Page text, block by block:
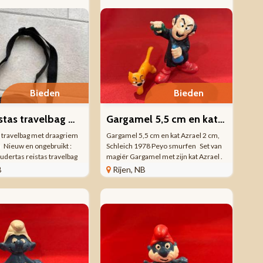
Bieden
MSC reistas travelbag met draagriem 18x24x5cm
travelbag met draagriem
en ongebruikt :
reistas travelbag
Afmetingen: 18 x 24
een maximale dikte
ritsvak aan de voorkant
Bieden
Gargamel 5,5 cm en kat Azrael 2 cm, Schleich 1978 Peyo smurfen
Gargamel 5,5 cm en kat Azrael 2 cm,
Schleich 1978 Peyo smurfen Set van
magiër Gargamel met zijn kat Azrael .
Smurfen . Hoogte Gargamel 5,5 cm.
Hoogte Azrael 2 cm. Schleich figuur
Uitgave 1978. Hoog Kong. Peyo. ...
Rijen, NB